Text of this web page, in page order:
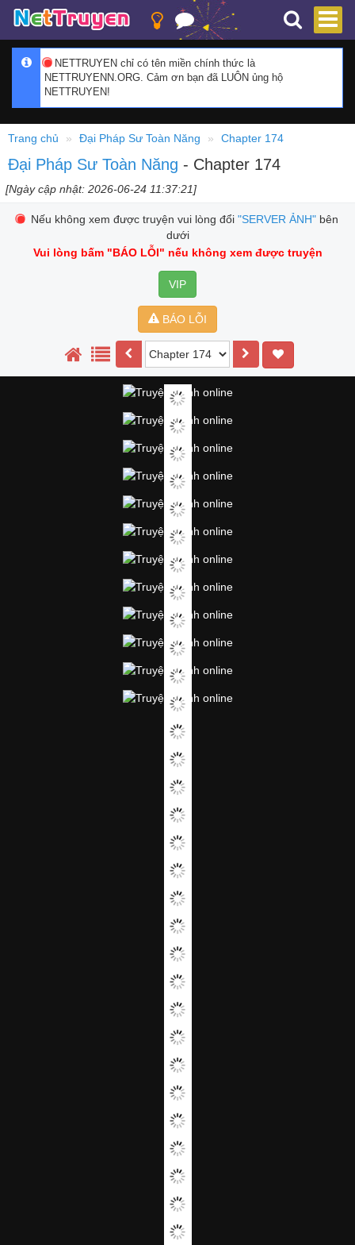
NETTRUYEN chỉ có tên miền chính thức là
NETTRUYENN.ORG. Cảm ơn bạn đã LUÔN ủng hộ
NETTRUYEN!
Trang chủ Đại Pháp Sư Toàn Năng Chapter 174
Đại Pháp Sư Toàn Năng - Chapter 174
[Ngày cập nhật: 2026-06-24 11:37:21]
Nếu không xem được truyện vui lòng đổi "SERVER ẢNH"bên
dưới
Vui lòng bấm "BÁO LỖI" nếu không xem được truyện
VIP
BÁO LỖI